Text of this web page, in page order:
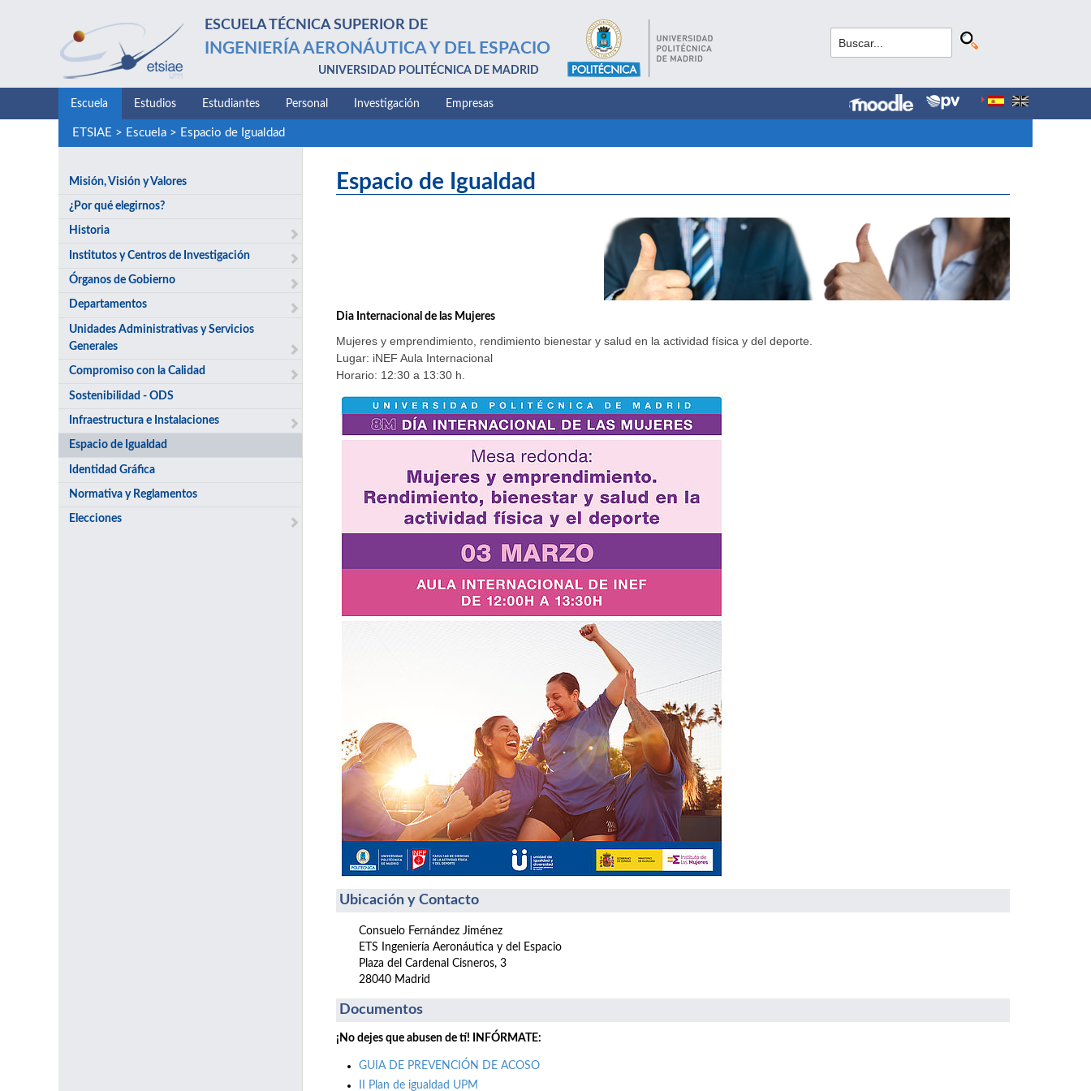
ESCUELA TÉCNICA SUPERIOR DE
INGENIERÍA AERONÁUTICA Y DEL ESPACIO
UNIVERSIDAD POLITÉCNICA DE MADRID
Escuela Estudios Estudiantes Personal Investigación Empresas
ETSIAE > Escuela> Espacio de Igualdad
Misión, Visión y Valores
¿Por qué elegirnos?
Historia
Institutos y Centros de Investigación
Órganos de Gobierno
Departamentos
Unidades Administrativas y Servicios
Generales
Compromiso con la Calidad
Sostenibilidad - ODS
Infraestructura e Instalaciones
Espacio de Igualdad
Identidad Gráfica
Normativa y Reglamentos
Elecciones
Espacio de Igualdad
Dia Internacional de las Mujeres
Mujeres y emprendimiento, rendimiento bienestar y salud en la actividad física y del deporte.
Lugar: iNEF Aula Internacional
Horario: 12:30 a 13:30 h.
Ubicación y Contacto
Consuelo Fernández Jiménez
ETS Ingeniería Aeronáutica y del Espacio
Plaza del Cardenal Cisneros, 3
28040 Madrid
Documentos
¡No dejes que abusen de tí! INFÓRMATE:
GUIA DE PREVENCIÓN DE ACOSO
II Plan de igualdad UPM